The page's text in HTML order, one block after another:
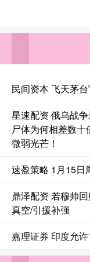
民间资本 飞天茅
星速配资 俄乌战
尸体为何相差数
微弱光芒！
速盈策略 1月15日
鼎泽配资 若穆帅
真空/引援补强
嘉理证券 印度允